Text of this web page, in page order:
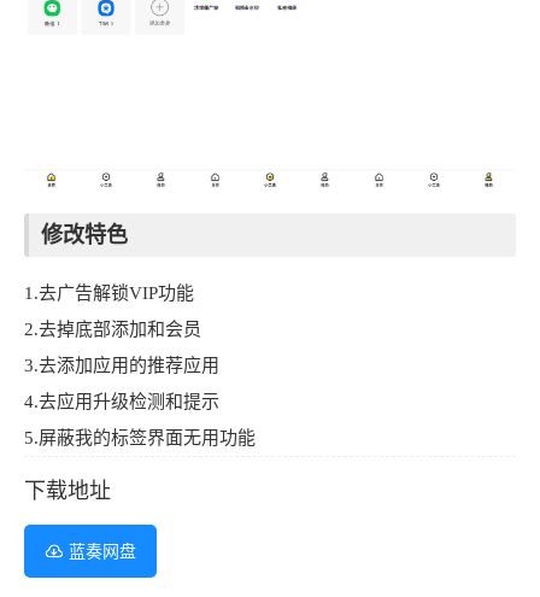
修改特色
1.去广告解锁VIP功能
2.去掉底部添加和会员
3.去添加应用的推荐应用
4.去应用升级检测和提示
5.屏蔽我的标签界面无用功能
下载地址
蓝奏网盘